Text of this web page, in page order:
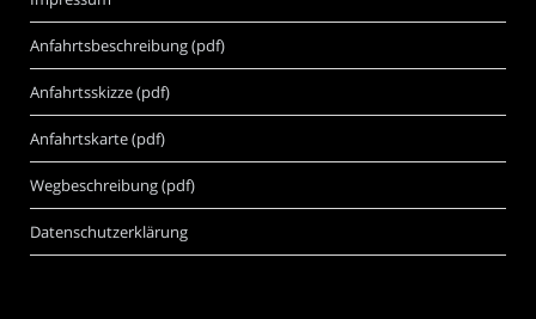
Anfahrtsbeschreibung (pdf)
Anfahrtsskizze (pdf)
Anfahrtskarte (pdf)
Wegbeschreibung (pdf)
Datenschutzerklärung